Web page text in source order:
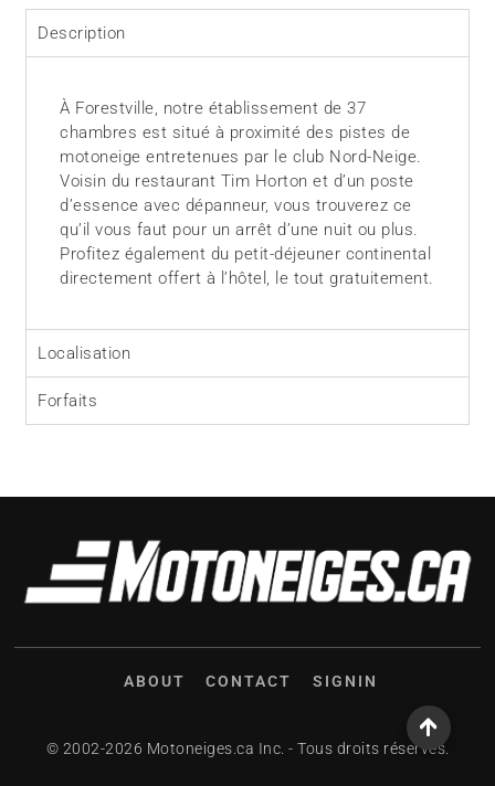
Description
À Forestville, notre établissement de 37
chambres est situé à proximité des pistes de
motoneige entretenues par le club Nord-Neige.
Voisin du restaurant Tim Horton et d’un poste
d’essence avec dépanneur, vous trouverez ce
qu’il vous faut pour un arrêt d’une nuit ou plus.
Profitez également du petit-déjeuner continental
directement offert à l’hôtel, le tout gratuitement.
Localisation
Forfaits
ABOUT CONTACT SIGNIN
© 2002-2026 Motoneiges.ca Inc. - Tous droits réservés.